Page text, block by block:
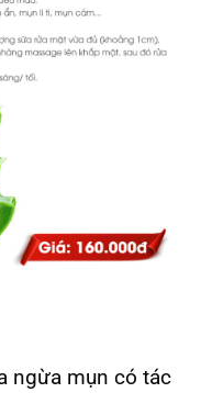
ngừa mụn có tác